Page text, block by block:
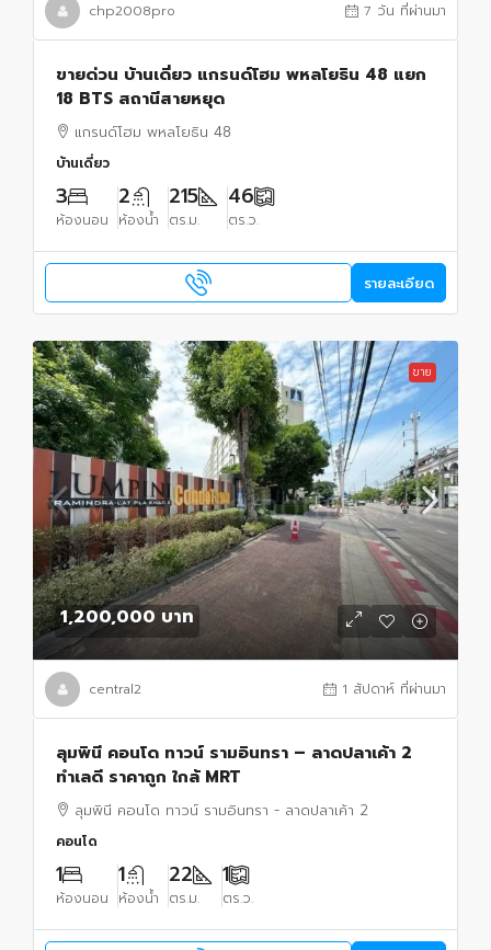
chp2008pro 7 วัน ที่ผ่านมา
ขายด่วน บ้านเดี่ยว แกรนด์โฮม พหลโยธิน 48 แยก
18 BTS สถานีสายหยุด
แกรนด์โฮม พหลโยธิน 48
บ้านเดี่ยว
3
ห้องนอน
2
ห้องน้ำ
215
ตร.ม.
46
ตร.ว.
รายละเอียด
ขาย
1,200,000 บาท
central2 1 สัปดาห์ ที่ผ่านมา
ลุมพินี คอนโด ทาวน์ รามอินทรา – ลาดปลาเค้า 2
ทำเลดี ราคาถูก ใกล้ MRT
ลุมพินี คอนโด ทาวน์ รามอินทรา - ลาดปลาเค้า 2
คอนโด
1
ห้องนอน
1
ห้องน้ำ
22
ตร.ม.
1
ตร.ว.